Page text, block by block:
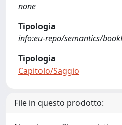
none
Tipologia
info:eu-repo/semantics/
Tipologia
Capitolo/Saggio
File in questo prodotto: